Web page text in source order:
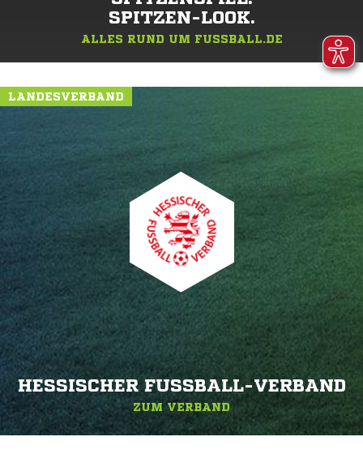
SPITZEN-LOOK.
ALLES RUND UM FUSSBALL.DE
LANDESVERBAND
HESSISCHER FUSSBALL-VERBAND
ZUM VERBAND